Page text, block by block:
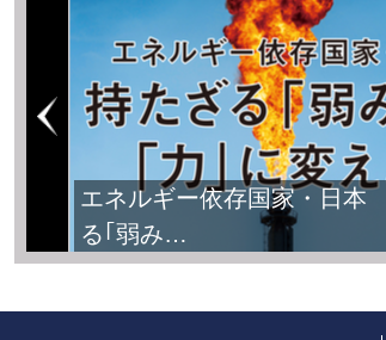
エネルギー依存国家・日
る｢弱み…